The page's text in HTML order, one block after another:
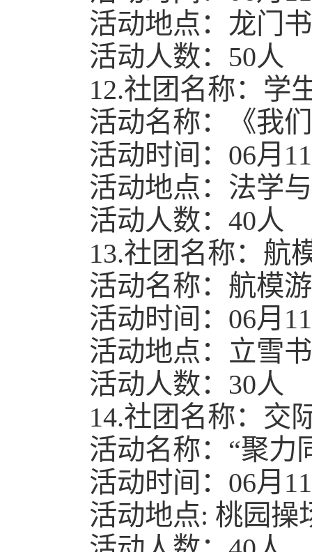
活动地点：龙门
活动人数：50人
12.社团名称：学
活动名称：《我
活动时间：06月
活动地点：法学
活动人数：40人
13.社团名称：航
活动名称：航模
活动时间：06月
活动地点：立雪
活动人数：30人
14.社团名称：交
活动名称：“聚力
活动时间：06月
活动地点: 桃园操